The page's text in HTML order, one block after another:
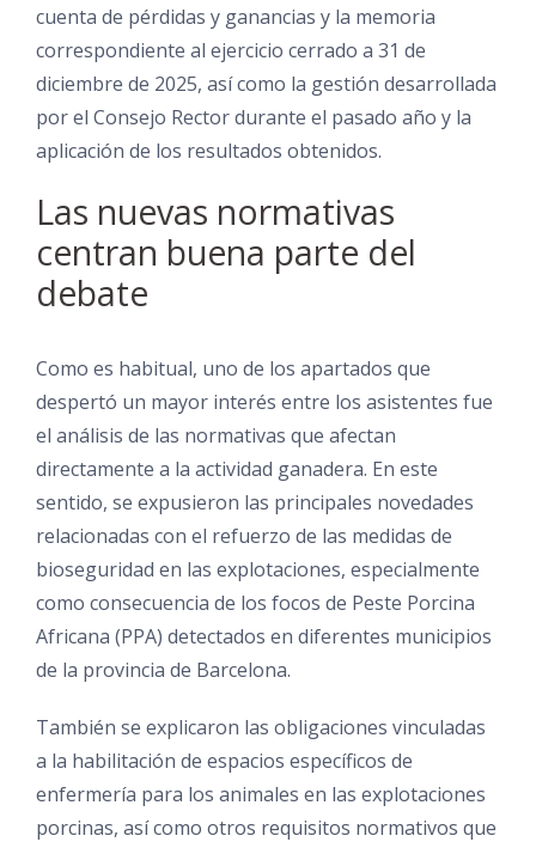
cuenta de pérdidas y ganancias y la memoria
correspondiente al ejercicio cerrado a 31 de
diciembre de 2025, así como la gestión desarrollada
por el Consejo Rector durante el pasado año y la
aplicación de los resultados obtenidos.
Las nuevas normativas
centran buena parte del
debate
Como es habitual, uno de los apartados que
despertó un mayor interés entre los asistentes fue
el análisis de las normativas que afectan
directamente a la actividad ganadera. En este
sentido, se expusieron las principales novedades
relacionadas con el refuerzo de las medidas de
bioseguridad en las explotaciones, especialmente
como consecuencia de los focos de Peste Porcina
Africana (PPA) detectados en diferentes municipios
de la provincia de Barcelona.
También se explicaron las obligaciones vinculadas
a la habilitación de espacios específicos de
enfermería para los animales en las explotaciones
porcinas, así como otros requisitos normativos que